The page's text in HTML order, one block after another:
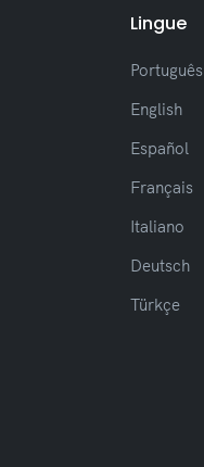
Lingue
Português
English
Español
Français
Italiano
Deutsch
Türkçe